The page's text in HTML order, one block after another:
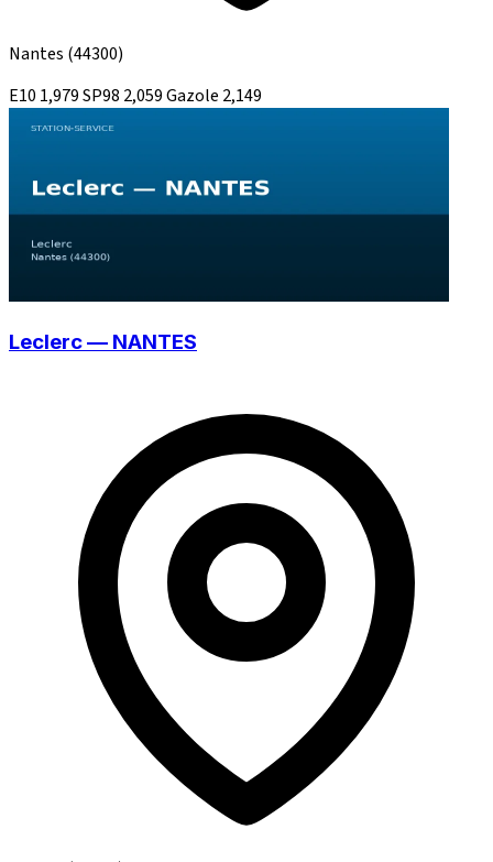
Nantes (44300)
E10 1,979SP98 2,059Gazole 2,149
Leclerc — NANTES